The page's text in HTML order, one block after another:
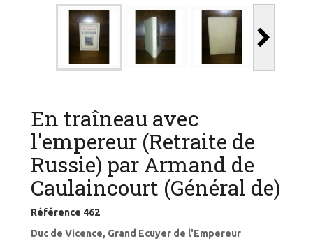
En traîneau avec
l'empereur (Retraite de
Russie) par Armand de
Caulaincourt (Général de)
Référence 462
Duc de Vicence, Grand Ecuyer de l'Empereur